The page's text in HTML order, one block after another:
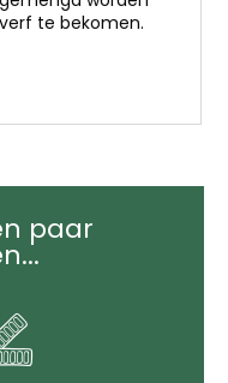
te bekomen.
paar